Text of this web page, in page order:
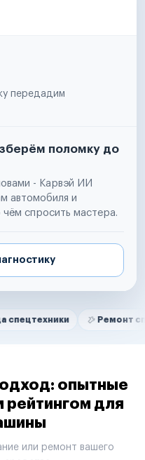
передадим
поломку до
- Карвэй ИИ
автомобиля и
спросить мастера.
Ремонт спецтехники
опытные
рейтингом для
или ремонт вашего